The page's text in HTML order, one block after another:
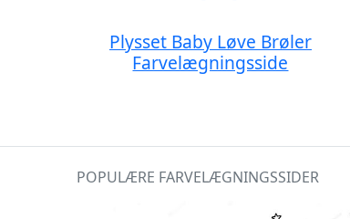
Plysset Baby Løve Brøler
Farvelægningsside
POPULÆRE FARVELÆGNINGSSIDER